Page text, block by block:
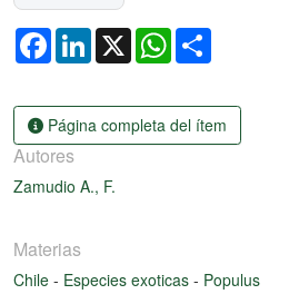
FacebookLinkedIn
X WhatsApp
Página completa del ítem
Autores
Zamudio A., F.
Materias
Chile - Especies exoticas - Populus